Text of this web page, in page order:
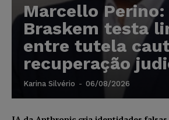
Marcello Perino:
Braskem testa
entre tutela
recuperação
Karina Silvério - 06/08/2026